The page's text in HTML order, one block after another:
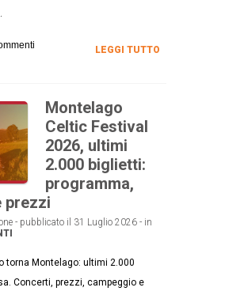
LEGGI TUTTO
Montelago
Celtic Festival
2026, ultimi
2.000 biglietti:
programma,
prezzi
- pubblicato il 31 Luglio 2026 - in
torna Montelago: ultimi 2.000
Concerti, prezzi, campeggio e